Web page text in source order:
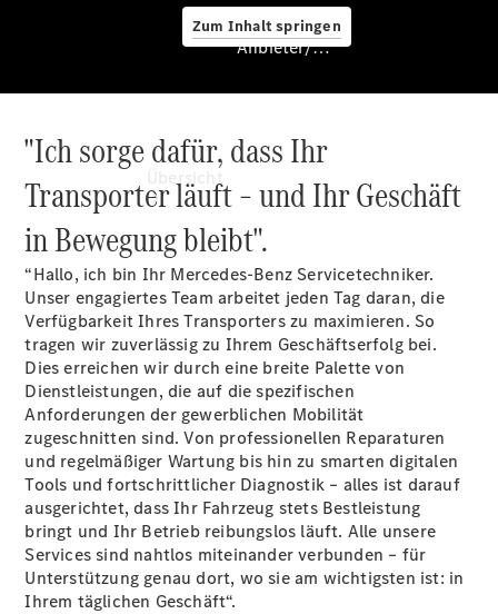
Zum Inhalt springen
Anbieter/Datenschutz
Startseite
Kontakt
Beratung
vereinbaren
Servicetermin
buchen
Probefahrt
vereinbaren
Konfigurator
Anbieter/Datenschutz
"Ich sorge dafür, dass Ihr
Transporter läuft – und Ihr Geschäft
in Bewegung bleibt".
“Hallo, ich bin Ihr Mercedes-Benz Servicetechniker.
Unser engagiertes Team arbeitet jeden Tag daran, die
Verfügbarkeit Ihres Transporters zu maximieren. So
tragen wir zuverlässig zu Ihrem Geschäftserfolg bei.
Dies erreichen wir durch eine breite Palette von
Dienstleistungen, die auf die spezifischen
Anforderungen der gewerblichen Mobilität
zugeschnitten sind. Von professionellen Reparaturen
und regelmäßiger Wartung bis hin zu smarten digitalen
Tools und fortschrittlicher Diagnostik – alles ist darauf
ausgerichtet, dass Ihr Fahrzeug stets Bestleistung
bringt und Ihr Betrieb reibungslos läuft. Alle unsere
Services sind nahtlos miteinander verbunden – für
Unterstützung genau dort, wo sie am wichtigsten ist: in
Ihrem täglichen Geschäft“.